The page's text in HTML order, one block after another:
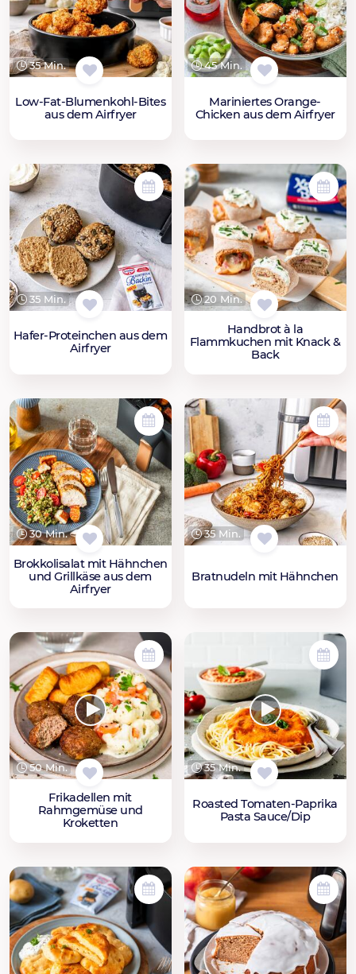
35 Min.
Low-Fat-Blumenkohl-Bites
aus dem Airfryer
45 Min.
Mariniertes Orange-
Chicken aus dem Airfryer
35 Min.
Hafer-Proteinchen aus dem
Airfryer
20 Min.
Handbrot à la
Flammkuchen mit Knack &
Back
30 Min.
Brokkolisalat mit Hähnchen
und Grillkäse aus dem
Airfryer
35 Min.
Bratnudeln mit Hähnchen
50 Min.
Frikadellen mit
Rahmgemüse und
Kroketten
35 Min.
Roasted Tomaten-Paprika
Pasta Sauce/Dip